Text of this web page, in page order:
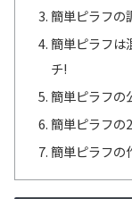
簡単ピラフの
簡単ピラフは
チ!
簡単ピラフの
簡単ピラフの
簡単ピラフの